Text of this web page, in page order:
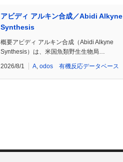
アビディ アルキン合成／Abidi Alkyne
Synthesis
概要アビディ アルキン合成（Abidi Alkyne
Synthesis）は、米国魚類野生生物局…
2026/8/1 A, odos 有機反応データベース